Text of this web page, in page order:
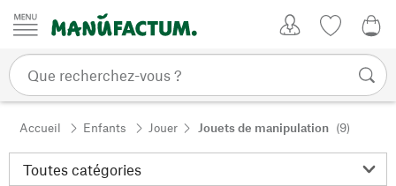
Passer au contenu
Accueil Enfants Jouer Jouets de manipulation (9)